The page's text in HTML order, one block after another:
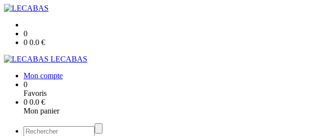
0
0 0.0 €
LECABAS
Mon compte
0
Favoris
0 0.0 €
Mon panier